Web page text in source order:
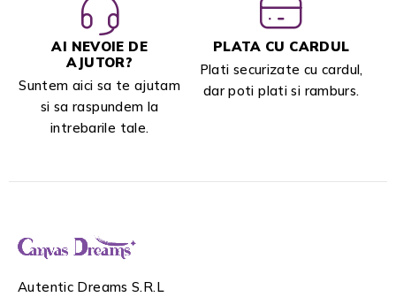
AI NEVOIE DE
AJUTOR?
Suntem aici sa te ajutam
si sa raspundem la
intrebarile tale.
PLATA CU CARDUL
Plati securizate cu cardul,
dar poti plati si ramburs.
Autentic Dreams S.R.L